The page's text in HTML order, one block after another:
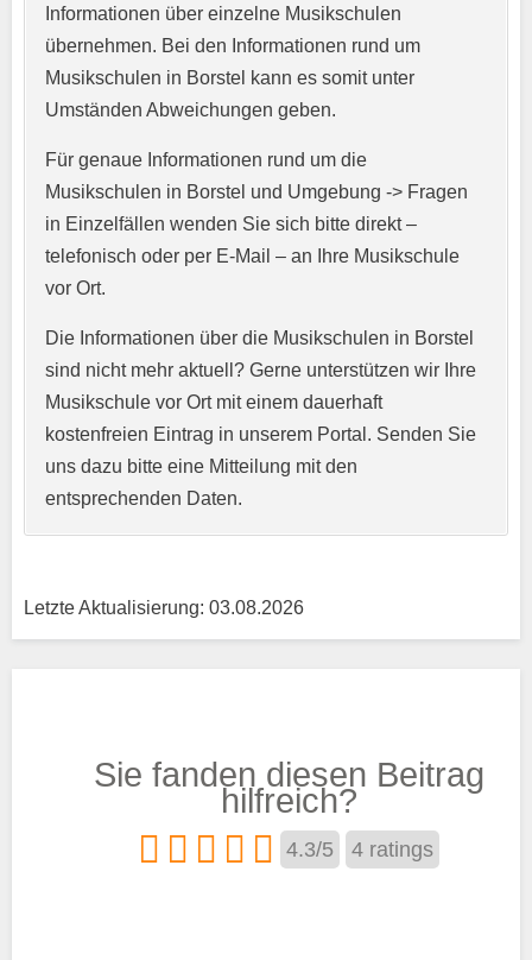
E-Mail-Adresse*
Kurzprofil der Musikschule*
Trägertyp*
Informationen über einzelne Musikschulen
übernehmen. Bei den Informationen rund um
Musikschulen in Borstel kann es somit unter
Umständen Abweichungen geben.
Für genaue Informationen rund um die
Musikschulen in Borstel und Umgebung -> Fragen
in Einzelfällen wenden Sie sich bitte direkt –
telefonisch oder per E-Mail – an Ihre Musikschule
vor Ort.
Die Informationen über die Musikschulen in Borstel
sind nicht mehr aktuell? Gerne unterstützen wir Ihre
Musikschule vor Ort mit einem dauerhaft
kostenfreien Eintrag in unserem Portal. Senden Sie
uns dazu bitte eine Mitteilung mit den
entsprechenden Daten.
Letzte Aktualisierung: 03.08.2026
Sie fanden diesen Beitrag
hilfreich?
4.3/5 4 ratings